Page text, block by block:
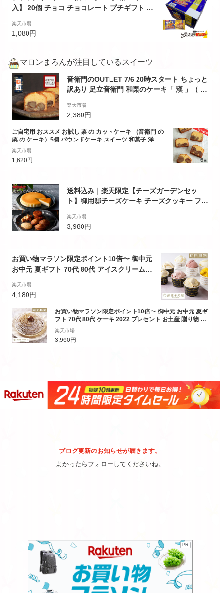
入】 20個 チョコ チョコレート プチギフト ス
ー お中元 2022 チョコレート菓子 挨拶 プレ
ミアム 至福のバター バター 箱
楽天市場
1,080円
マロンまろんが注目しているスイーツ
音衛門のOUTLET 7/6 20時スタート ちょっと
訳あり 足立音衛門 和栗のケーキ「 漢 」（ ま
ンドケーキ 栗 和栗
楽天市場
2,380円
ご自宅用 おススメ お試し 栗 の カットケーキ （音衛門 の
栗 の ケーキ）5個 パウンドケーキ スイーツ 和菓子 洋菓
子
楽天市場
1,620円
送料込み｜楽天限定【チーズガーデンセッ
ト】御用邸チーズケーキ チーズクッキー フィ
イーツ 人気 焼菓子 ギフト 贈答 洋菓子 詰め
合わせ セット チーズガーデン CHEESE GAR
楽天市場
3,980円
お買い物マラソン限定ポイント10倍〜 御中元
お中元 夏ギフト 70代 80代 アイスクリーム 2
ティスリー銀座千疋屋 送料無料 銀座プレミア
ムアイス＆ソルベ 8個入
楽天市場
4,180円
お買い物マラソン限定ポイント10倍〜 御中元 お中元 夏ギ
フト 70代 80代 ケーキ 2022 プレセント お土産 贈り物 ギ
フト Gift パティスリー銀座千疋屋 送料無料 銀座モンブラ
ン
楽天市場
3,960円
ブログ更新のお知らせが届きます。
よかったらフォローしてくださいね。
PR